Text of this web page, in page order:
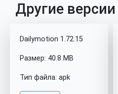
Другие версии
Dailymotion 1.72.15
Размер: 40.8 MB
Тип файла: apk